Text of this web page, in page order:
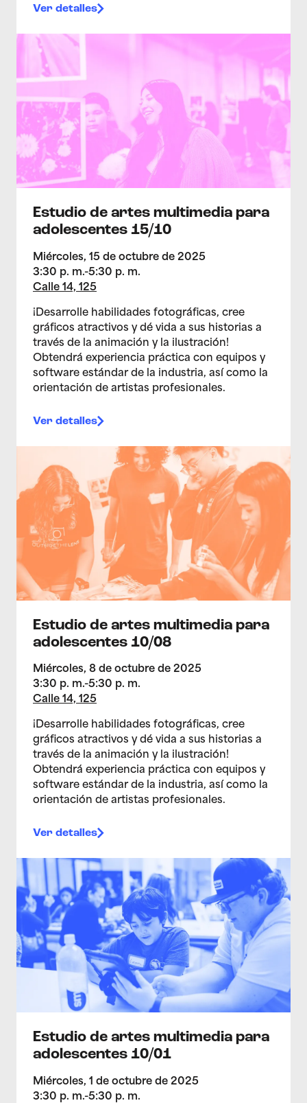
Ver detalles
>Estudio de artes multimedia para adolescentes 15/
Estudio de artes multimedia para
adolescentes 15/10
Miércoles, 15 de octubre de 2025
3:30 p. m.-5:30 p. m.
Calle 14, 125
¡Desarrolle habilidades fotográficas, cree
gráficos atractivos y dé vida a sus historias a
través de la animación y la ilustración!
Obtendrá experiencia práctica con equipos y
software estándar de la industria, así como la
orientación de artistas profesionales.
Ver detalles
>Estudio de artes multimedia para adolescentes 10/
Estudio de artes multimedia para
adolescentes 10/08
Miércoles, 8 de octubre de 2025
3:30 p. m.-5:30 p. m.
Calle 14, 125
¡Desarrolle habilidades fotográficas, cree
gráficos atractivos y dé vida a sus historias a
través de la animación y la ilustración!
Obtendrá experiencia práctica con equipos y
software estándar de la industria, así como la
orientación de artistas profesionales.
Ver detalles
>Estudio de artes multimedia para adolescentes 10/
Estudio de artes multimedia para
adolescentes 10/01
Miércoles, 1 de octubre de 2025
3:30 p. m.-5:30 p. m.